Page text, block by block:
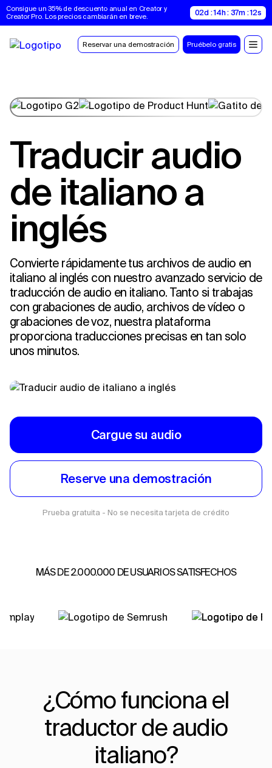
Consigue un 35% de descuento anual en Creator y
Creator Pro. Los precios cambiarán en breve.
02d : 14h : 37m : 11s
Reservar una demostración Pruébelo gratis
Traducir audio
de italiano a
inglés
Convierte rápidamente tus archivos de audio en
italiano al inglés con nuestro avanzado servicio de
traducción de audio en italiano. Tanto si trabajas
con grabaciones de audio, archivos de vídeo o
grabaciones de voz, nuestra plataforma
proporciona traducciones precisas en tan solo
unos minutos.
Cargue su audio
Reserve una demostración
Prueba gratuita - No se necesita tarjeta de crédito
MÁS DE 2.000.000 DE USUARIOS SATISFECHOS
¿Cómo funciona el
traductor de audio
italiano?